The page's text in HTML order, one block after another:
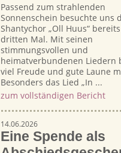
Passend zum strahlenden
Sonnenschein besuchte uns
Shantychor „Oll Huus“
dritten Mal. Mit seinen
stimmungsvollen und
heimatverbundenen Liedern
viel Freude und gute Laune
Besonders das Lied „In ...
zum vollständigen Bericht
14.06.2026
Eine Spende als